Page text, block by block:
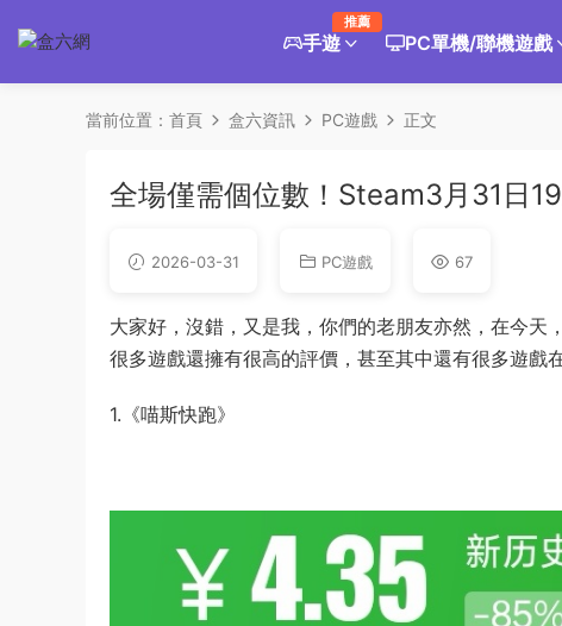
手遊
推薦
PC單機/聯機遊戲
當前位置： 首頁 盒六資訊 PC遊戲 正文
全場僅需個位數！Steam3月31日
2026-03-31 PC遊戲 67
大家好，沒錯，又是我，你們的老朋友亦然，在今
很多遊戲還擁有很高的評價，甚至其中還有很多遊戲
1.《喵斯快跑》